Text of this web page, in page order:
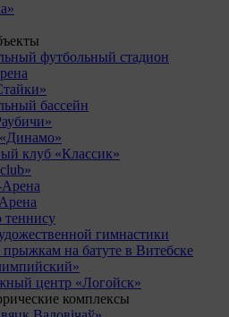
футбольный стадион
бассейн
клуб «Классик»
гимнастики
на батуте в Витебске
центр «Логойск»
комплексы